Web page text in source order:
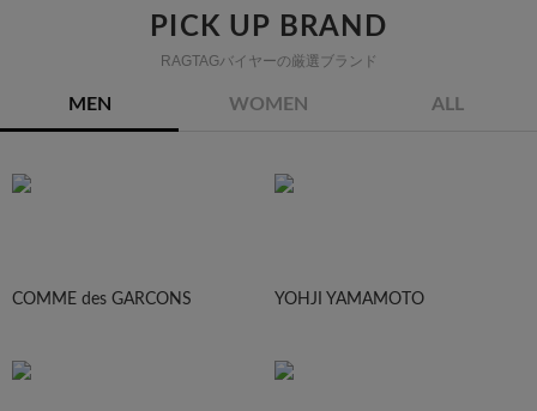
PICK UP BRAND
RAGTAGバイヤーの厳選ブランド
MEN WOMEN ALL
COMME des GARCONS YOHJI YAMAMOTO